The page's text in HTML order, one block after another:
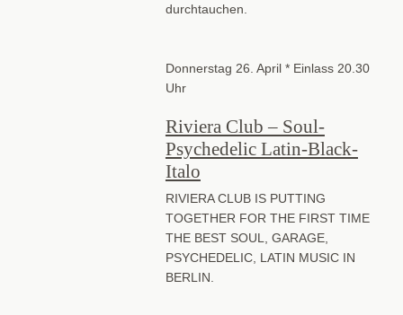
durchtauchen.
Donnerstag 26. April * Einlass 20.30
Uhr
Riviera Club – Soul-
Psychedelic Latin-Black-
Italo
RIVIERA CLUB IS PUTTING
TOGETHER FOR THE FIRST TIME
THE BEST SOUL, GARAGE,
PSYCHEDELIC, LATIN MUSIC IN
BERLIN.